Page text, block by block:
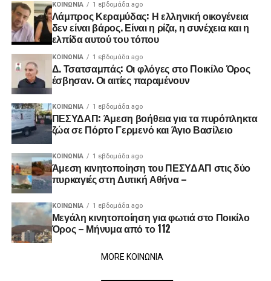
ΚΟΙΝΩΝΊΑ 1 εβδομάδα ago
Λάμπρος Κεραμύδας: Η ελληνική οικογένεια
δεν είναι βάρος. Είναι η ρίζα, η συνέχεια και η
ελπίδα αυτού του τόπου
ΚΟΙΝΩΝΊΑ 1 εβδομάδα ago
Δ. Τσατσαμπάς: Οι φλόγες στο Ποικίλο Όρος
έσβησαν. Οι αιτίες παραμένουν
ΚΟΙΝΩΝΊΑ 1 εβδομάδα ago
ΠΕΣΥΔΑΠ: Άμεση βοήθεια για τα πυρόπληκτα
ζώα σε Πόρτο Γερμενό και Άγιο Βασίλειο
ΚΟΙΝΩΝΊΑ 1 εβδομάδα ago
Άμεση κινητοποίηση του ΠΕΣΥΔΑΠ στις δύο
πυρκαγιές στη Δυτική Αθήνα –
ΚΟΙΝΩΝΊΑ 1 εβδομάδα ago
Μεγάλη κινητοποίηση για φωτιά στο Ποικίλο
Όρος – Μήνυμα από το 112
MORE ΚΟΙΝΩΝΙΑ